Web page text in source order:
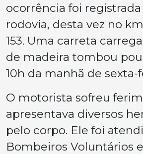
ocorrência foi
rodovia, desta vez no
153. Uma carreta
de madeira tombou
10h da manhã de sexta-
O motorista sofreu
apresentava diversos
pelo corpo. Ele foi
Bombeiros Voluntários e